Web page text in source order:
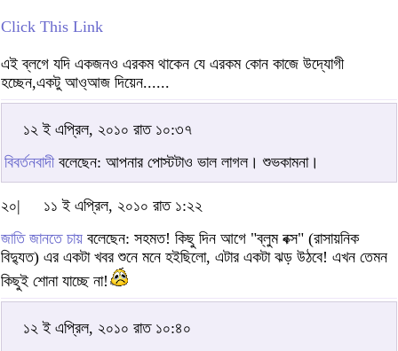
Click This Link
এই ব্লগে যদি একজনও এরকম থাকেন যে এরকম কোন কাজে উদ্যোগী
হচ্ছেন,একটু আও্আজ দিয়েন......
১২ ই এপ্রিল, ২০১০ রাত ১০:৩৭
বিবর্তনবাদীবলেছেন: আপনার পোস্টটাও ভাল লাগল। শুভকামনা।
২০|
১১ ই এপ্রিল, ২০১০ রাত ১:২২
জাতি জানতে চায় বলেছেন: সহমত! কিছু দিন আগে "ব্লুম বক্স" (রাসায়নিক
বিদ্যুত) এর একটা খবর শুনে মনে হইছিলো, এটার একটা ঝড় উঠবে! এখন তেমন
কিছুই শোনা যাচ্ছে না!
১২ ই এপ্রিল, ২০১০ রাত ১০:৪০